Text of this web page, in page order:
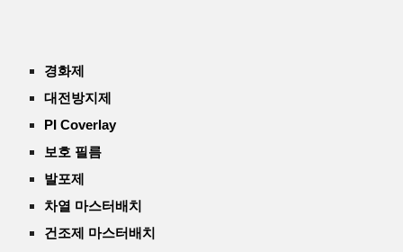
경화제
대전방지제
PI Coverlay
보호 필름
발포제
차열 마스터배치
건조제 마스터배치